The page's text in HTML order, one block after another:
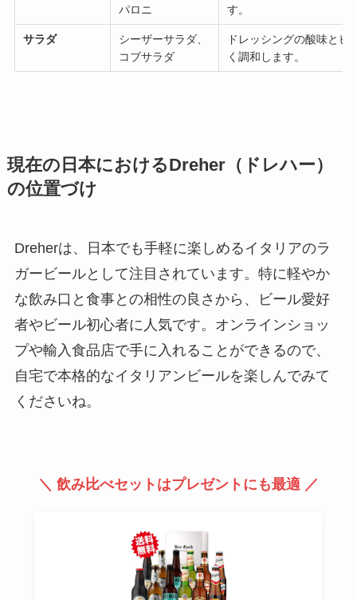
パロニ
す。
サラダ
シーザーサラダ、
コブサラダ
ドレッシングの酸味とビ
く調和します。
現在の日本におけるDreher（ドレハー）
の位置づけ
Dreherは、日本でも手軽に楽しめるイタリアのラ
ガービールとして注目されています。特に軽やか
な飲み口と食事との相性の良さから、ビール愛好
者やビール初心者に人気です。オンラインショッ
プや輸入食品店で手に入れることができるので、
自宅で本格的なイタリアンビールを楽しんでみて
くださいね。
＼ 飲み比べセットはプレゼントにも最適 ／